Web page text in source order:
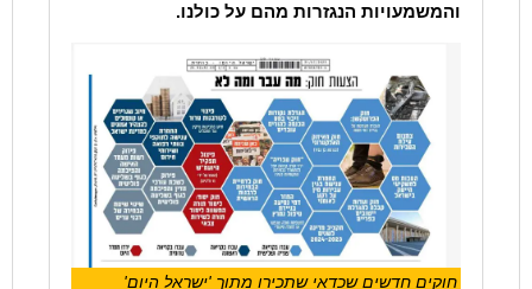
והמשמעויות הנגזרות מהם על כולנו.
חוקים חדשים שכדאי שתכירו מתוך 'ישראל היום'